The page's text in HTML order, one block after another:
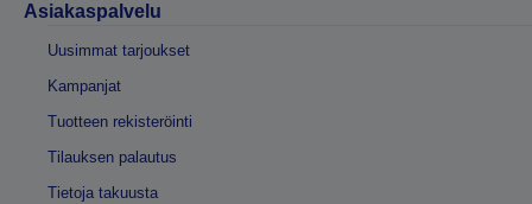
Asiakaspalvelu
Uusimmat tarjoukset
Kampanjat
Tuotteen rekisteröinti
Tilauksen palautus
Tietoja takuusta